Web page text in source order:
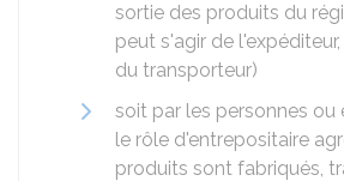
sortie des produits du
peut s'agir de
du transporteur)
soit par les personnes ou
le rôle d'entrepositaire
produits sont fabriqués,